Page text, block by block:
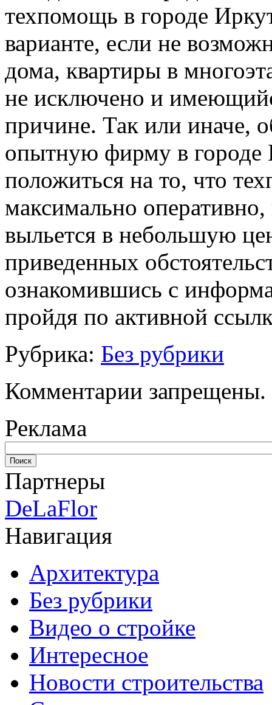
техпомощь в городе
варианте, если не
дома, квартиры в
не исключено и
причине. Так или иначе,
опытную фирму в городе
положиться на то, что
максимально
выльется в небольшую
приведенных
ознакомившись с
пройдя по активной
Рубрика: Без рубрики
Комментарии запрещены.
Реклама
Партнеры
DeLaFlor
Навигация
Архитектура
Без рубрики
Видео о стройке
Интересное
Новости строительства